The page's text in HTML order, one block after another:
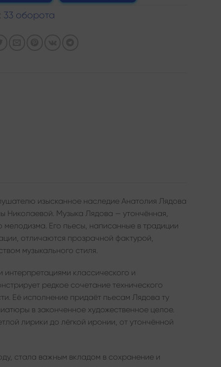
33 оборота
изысканное наследие Анатолия Лядова
Николаевой. Музыка Лядова — утончённая,
Его пьесы, написанные в традиции
отличаются прозрачной фактурой,
музыкального стиля.
интерпретациями классического и
редкое сочетание технического
Её исполнение придаёт пьесам Лядова ту
в законченное художественное целое.
лирики до лёгкой иронии, от утончённой
стала важным вкладом в сохранение и